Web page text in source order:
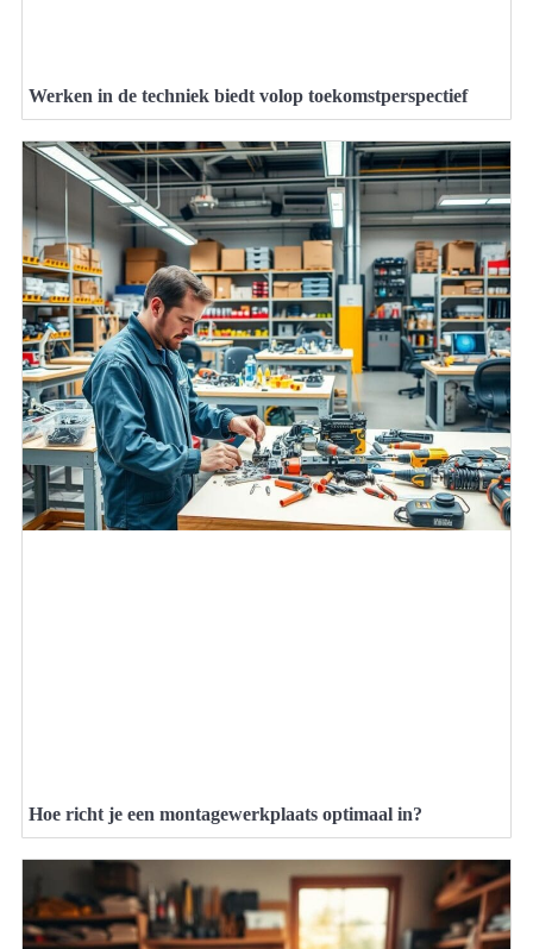
Werken in de techniek biedt volop toekomstperspectief
Hoe richt je een montagewerkplaats optimaal in?